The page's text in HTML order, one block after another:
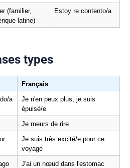
(familier,
latine)
Estoy re contento/a
types
Français
a
Je n'en peux plus, je suis
épuisé/e
Je meurs de rire
Je suis très excité/e pour ce
voyage
J'ai un nœud dans l'estomac